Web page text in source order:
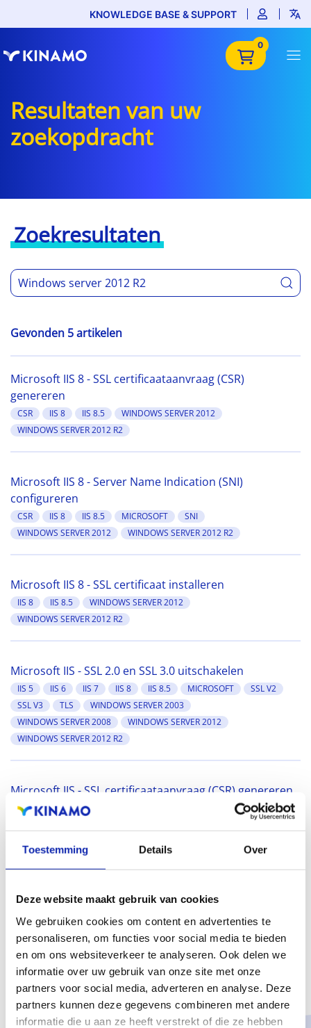
Toestemming Details Over
Deze website maakt gebruik van cookies
We gebruiken cookies om content en advertenties te
personaliseren, om functies voor social media te bieden
en om ons websiteverkeer te analyseren. Ook delen we
informatie over uw gebruik van onze site met onze
partners voor social media, adverteren en analyse. Deze
partners kunnen deze gegevens combineren met andere
informatie die u aan ze heeft verstrekt of die ze hebben
KNOWLEDGE BASE & SUPPORT
0
Resultaten van uw
zoekopdracht
Zoekresultaten
Gevonden 5 artikelen
Microsoft IIS 8 - SSL certificaataanvraag (CSR)
genereren
CSR IIS 8 IIS 8.5
WINDOWS SERVER 2012
WINDOWS SERVER 2012 R2
Microsoft IIS 8 - Server Name Indication (SNI)
configureren
CSR IIS 8 IIS 8.5 MICROSOFT
SNI
WINDOWS SERVER 2012
WINDOWS SERVER 2012 R2
Microsoft IIS 8 - SSL certificaat installeren
IIS 8 IIS 8.5
WINDOWS SERVER 2012
WINDOWS SERVER 2012 R2
Microsoft IIS - SSL 2.0 en SSL 3.0 uitschakelen
IIS 5 IIS 6 IIS 7 IIS 8 IIS 8.5 MICROSOFT
SSL V2
SSL V3
TLS
WINDOWS SERVER 2003
WINDOWS SERVER 2008
WINDOWS SERVER 2012
WINDOWS SERVER 2012 R2
Microsoft IIS - SSL certificaataanvraag (CSR) genereren
met certreq
WINDOWS SERVER 2012